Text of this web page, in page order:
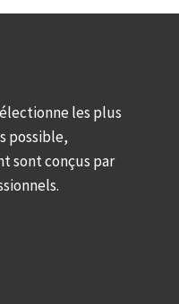
les plus
possible,
sont conçus par